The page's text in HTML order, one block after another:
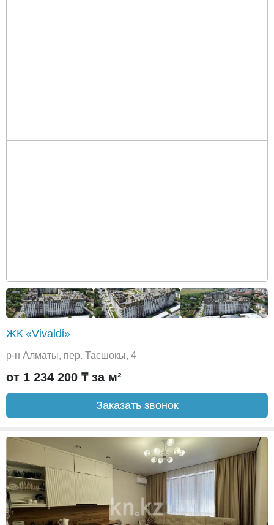
ЖК «Vivaldi»
р-н Алматы, пер. Тасшокы, 4
от 1 234 200 ₸ за м²
Заказать звонок